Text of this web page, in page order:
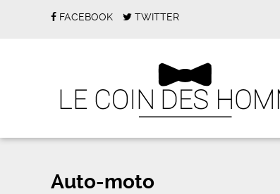
FACEBOOK TWITTER
Auto-moto